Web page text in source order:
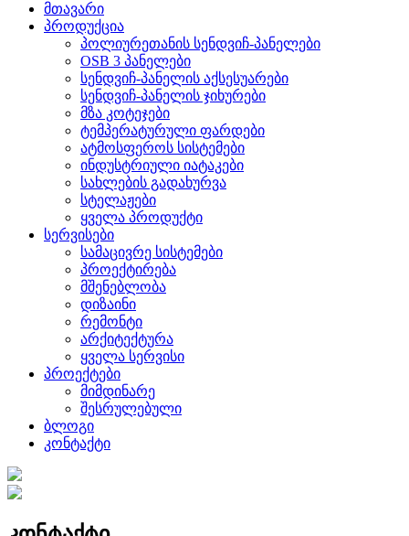
მთავარი
პროდუქცია
პოლიურეთანის სენდვიჩ-პანელები
OSB 3 პანელები
სენდვიჩ-პანელის აქსესუარები
სენდვიჩ-პანელის ჯიხურები
მზა კოტეჯები
ტემპერატურული ფარდები
ატმოსფეროს სისტემები
ინდუსტრიული იატაკები
სახლების გადახურვა
სტელაჟები
ყველა პროდუქტი
სერვისები
სამაცივრე სისტემები
პროექტირება
მშენებლობა
დიზაინი
რემონტი
არქიტექტურა
ყველა სერვისი
პროექტები
მიმდინარე
შესრულებული
ბლოგი
კონტაქტი